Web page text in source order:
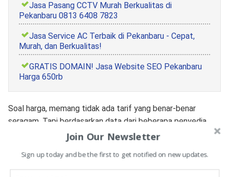
Jasa Pasang CCTV Murah Berkualitas di
Pekanbaru 0813 6408 7823
Jasa Service AC Terbaik di Pekanbaru - Cepat,
Murah, dan Berkualitas!
GRATIS DOMAIN! Jasa Website SEO Pekanbaru
Harga 650rb
Soal harga, memang tidak ada tarif yang benar-benar
seragam. Tapi berdasarkan data dari beberapa penyedia
layanan di wilayah ini, berikut kisaran yang cukup umum
Sedot WC atau tinja berkisar antara Rp 200.000 sampai Rp
Join Our Newsletter
Sign up today and be the first to get notified on new updates.